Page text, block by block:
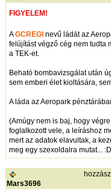
FIGYELEM!
AGCREGI nevű ládát az
felújítást végző cég nem tudta
a TEK-et.
Beható bombavizsgálat után
sem emberi élet kioltására,
A láda az Aeropark
(Amúgy nem is baj, hogy
foglalkozott vele, a leíráshoz
mert az adatok elavultak, a
meg egy szexoldalra mutat...
Mars3696